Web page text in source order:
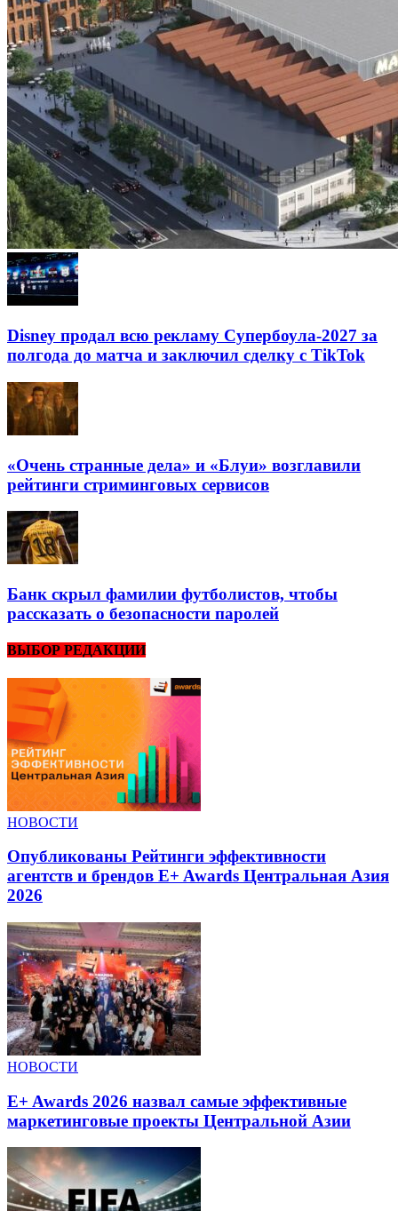
Disney продал всю рекламу Супербоула-2027 за
полгода до матча и заключил сделку с TikTok
«Очень странные дела» и «Блуи» возглавили
рейтинги стриминговых сервисов
Банк скрыл фамилии футболистов, чтобы
рассказать о безопасности паролей
ВЫБОР РЕДАКЦИИ
НОВОСТИ
Опубликованы Рейтинги эффективности
агентств и брендов E+ Awards Центральная Азия
2026
НОВОСТИ
E+ Awards 2026 назвал самые эффективные
маркетинговые проекты Центральной Азии